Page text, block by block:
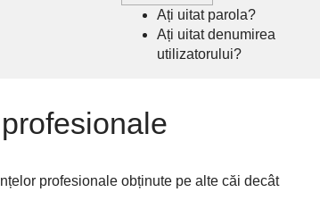
Ați uitat parola?
Ați uitat denumirea
utilizatorului?
profesionale obținute pe alte căi decât